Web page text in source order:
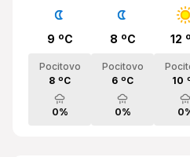
9 ºC
Pocitovo
8 ºC
0%
8 ºC
Pocitovo
6 ºC
0%
12
10